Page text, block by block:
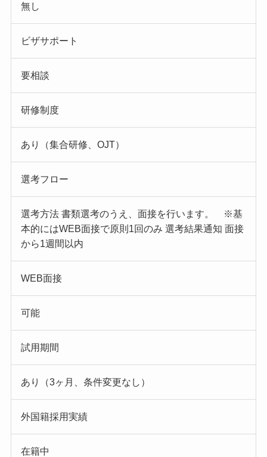
無し
ビザサポート
要相談
研修制度
あり（集合研修、OJT）
選考フロー
選考方法 書類選考のうえ、面接を行います。 ※基
本的にはWEB面接で原則1回のみ 選考結果通知 面接
から1週間以内
WEB面接
可能
試用期間
あり（3ヶ月、条件変更なし）
外国籍採用実績
在籍中